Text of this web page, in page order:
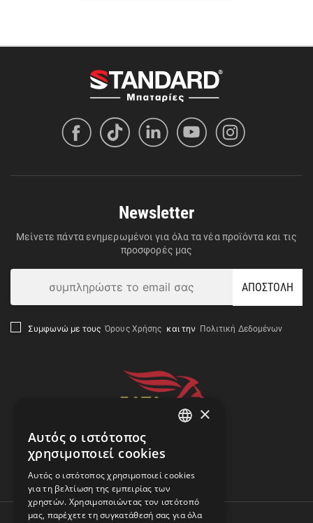
Newsletter
Μείνετε πάντα ενημερωμένοι για όλα τα νέα προϊόντα και τις
προσφορές μας
ΑΠΟΣΤΟΛΗ
Συμφωνώ με τους Όρους Χρήσης και την Πολιτική Δεδομένων
×
Αυτός ο ιστότοπος
χρησιμοποιεί cookies
Αυτός ο ιστότοπος χρησιμοποιεί cookies
για τη βελτίωση της εμπειρίας των
χρηστών. Χρησιμοποιώντας τον ιστότοπό
μας, παρέχετε τη συγκατάθεσή σας για όλα